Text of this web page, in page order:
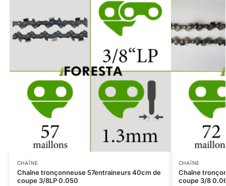
CHAÎNE
Chaîne tronçonneuse 57entraineurs 40cm de
coupe 3/8LP 0.050
CHAÎNE
Chaîne
coupe 3/8